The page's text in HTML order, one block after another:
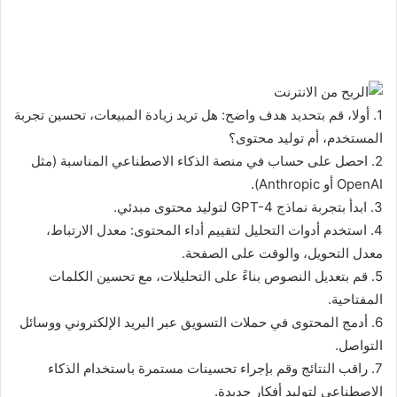
1. أولا، قم بتحديد هدف واضح: هل تريد زيادة المبيعات، تحسين تجربة
المستخدم، أم توليد محتوى؟
2. احصل على حساب في منصة الذكاء الاصطناعي المناسبة (مثل
OpenAI أو Anthropic).
3. ابدأ بتجربة نماذج GPT-4 لتوليد محتوى مبدئي.
4. استخدم أدوات التحليل لتقييم أداء المحتوى: معدل الارتباط،
معدل التحويل، والوقت على الصفحة.
5. قم بتعديل النصوص بناءً على التحليلات، مع تحسين الكلمات
المفتاحية.
6. أدمج المحتوى في حملات التسويق عبر البريد الإلكتروني ووسائل
التواصل.
7. راقب النتائج وقم بإجراء تحسينات مستمرة باستخدام الذكاء
الاصطناعي لتوليد أفكار جديدة.